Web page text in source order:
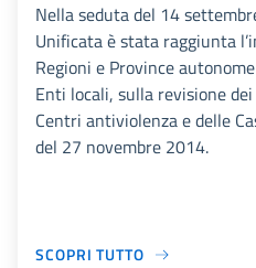
Nella seduta del 14
Unificata è stata raggiunta
Regioni e Province
Enti locali, sulla revisione
Centri antiviolenza e delle
del 27 novembre 2014.
SCOPRI TUTTO